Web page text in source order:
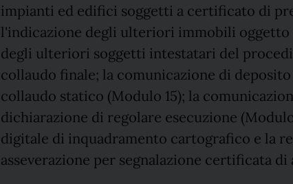
impianti ed edifici soggetti a certificato di
l'indicazione degli ulteriori immobili oggetto
degli ulteriori soggetti intestatari del
collaudo finale; la comunicazione di
collaudo statico (Modulo 15); la
dichiarazione di regolare esecuzione
digitale di inquadramento cartografico e la
asseverazione per segnalazione certificata di